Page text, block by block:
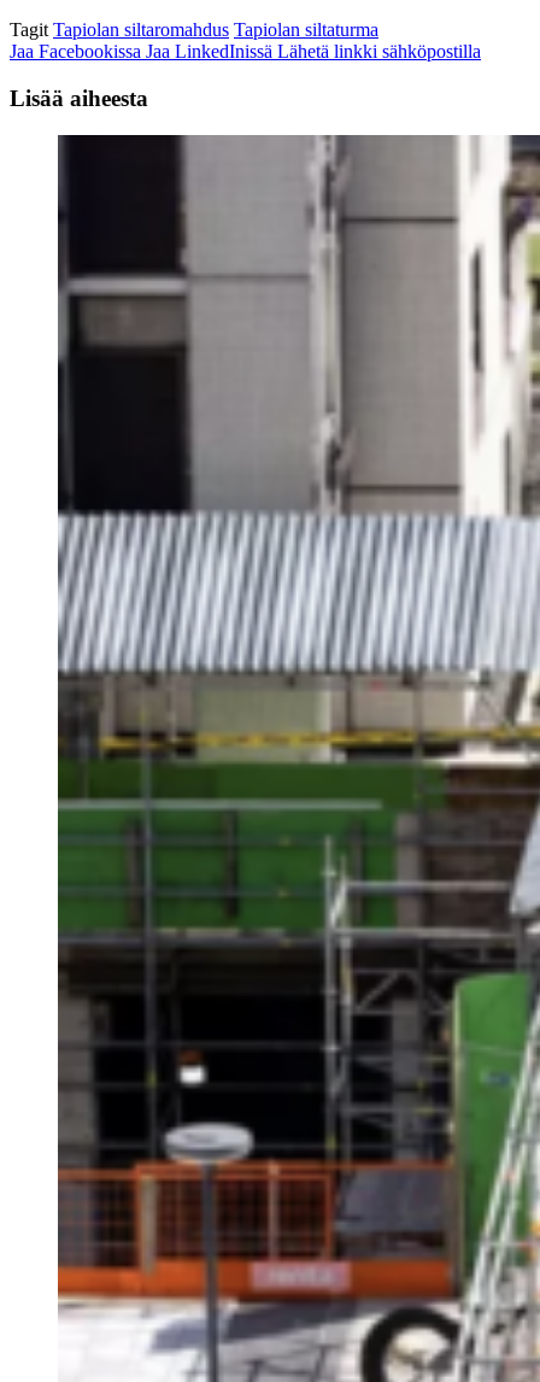
Tagit Tapiolan siltaromahdus Tapiolan siltaturma
Jaa Facebookissa Jaa LinkedInissä Lähetä linkki sähköpostilla
Lisää aiheesta